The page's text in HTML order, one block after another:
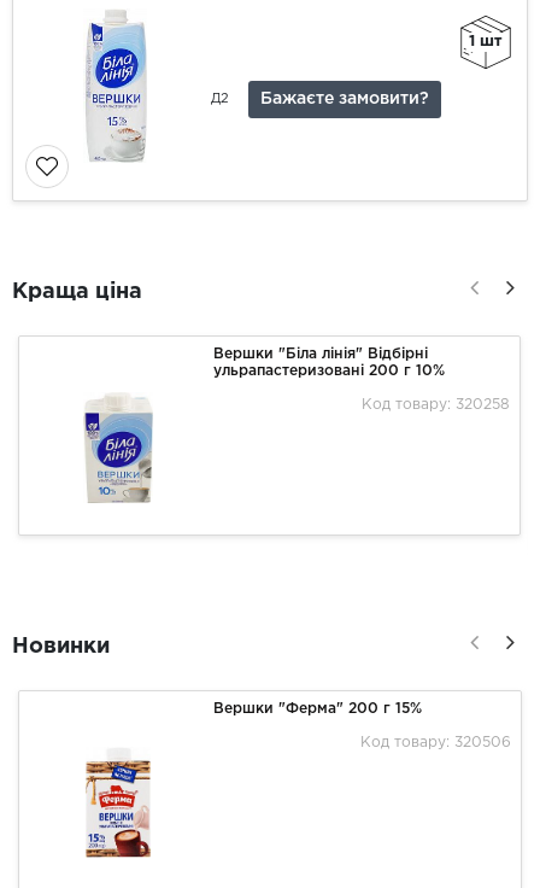
1 шт
Д2 Бажаєте замовити?
Краща ціна
Вершки "Біла лінія" Відбірні
ульрапастеризовані 200 г 10%
Код товару: 320258
Новинки
Вершки "Ферма" 200 г 15%
Код товару: 320506